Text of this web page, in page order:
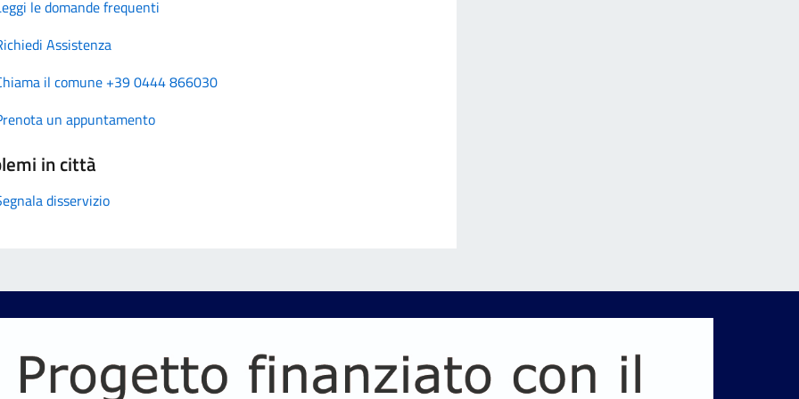
le domande frequenti
Assistenza
il comune +39 0444 866030
un appuntamento
in città
disservizio